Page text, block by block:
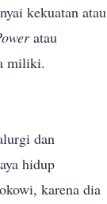
kekuatan atau
atau
miliki.
dan
hidup
karena dia